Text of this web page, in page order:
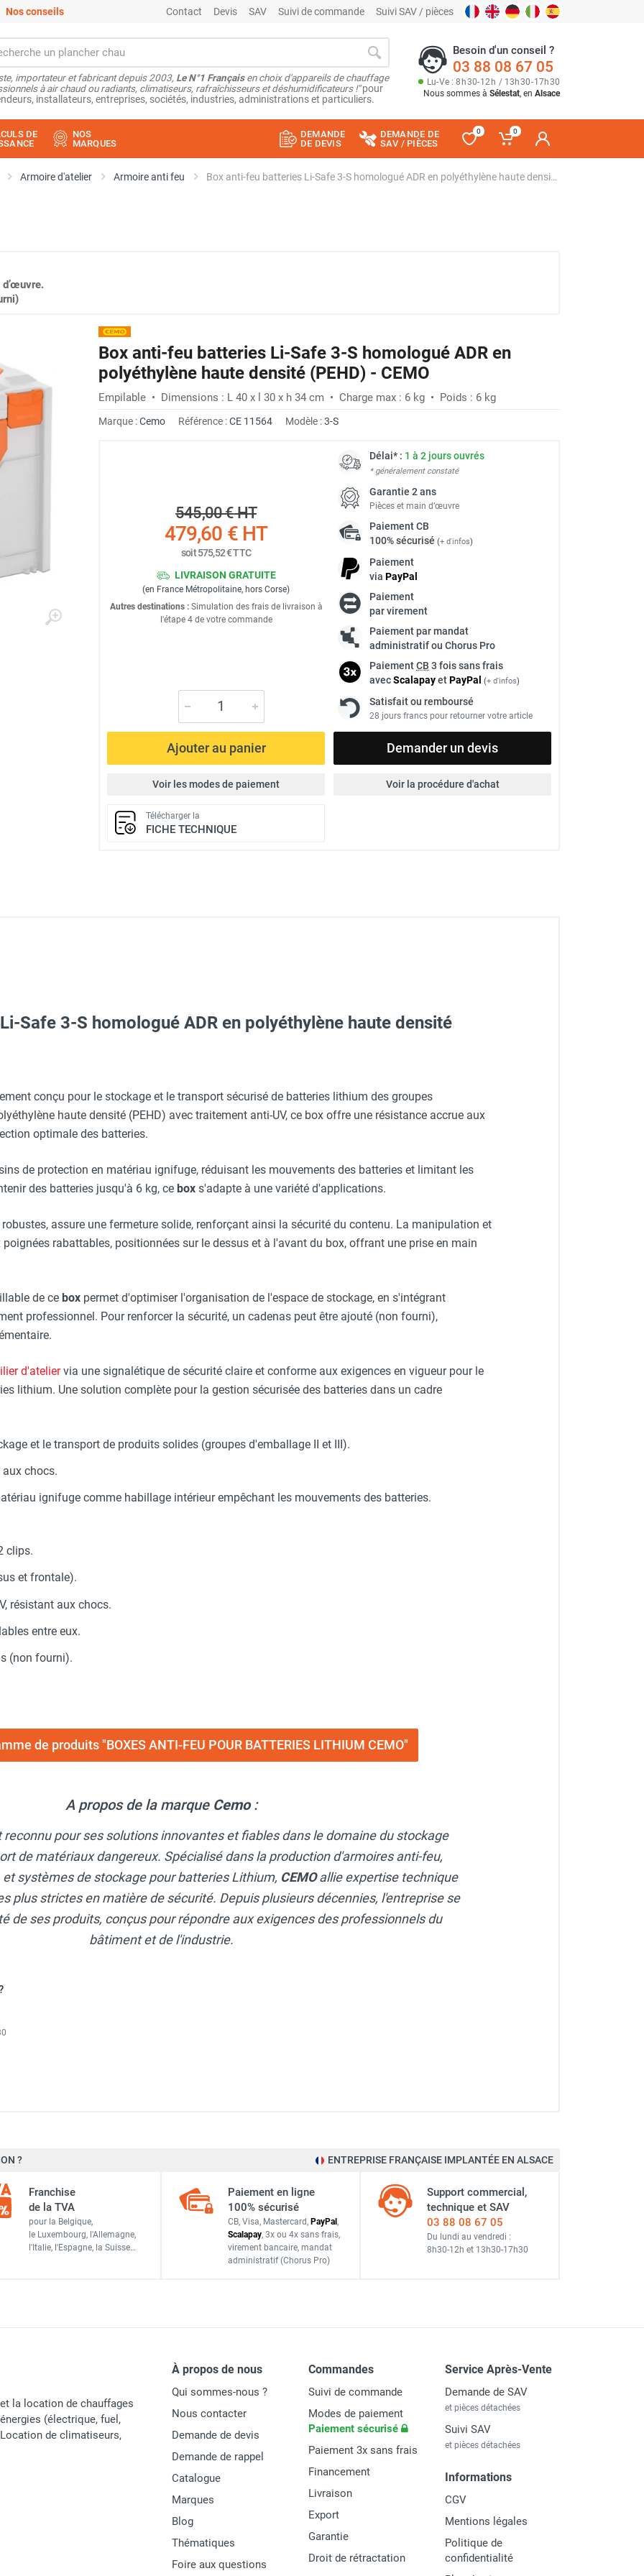
Nos conseils Contact Devis SAV Suivi de commande Suivi SAV / pièces
importateur et fabricant depuis 2003, Le N°1 Françaisen choix d'appareils de chauffage
à air chaud ou radiants, climatiseurs, rafraîchisseurs et déshumidificateurs !"pour
installateurs, entreprises, sociétés, industries, administrations et particuliers.
Besoin d'un conseil ?
03 88 08 67 05
Lu-Ve : 8h30-12h / 13h30-17h30
Nous sommes à Sélestat, en Alsace
DE
NOS
MARQUES
DEMANDE
DE DEVIS
DEMANDE DE
SAV / PIÈCES
0 0
Armoire d'atelier Armoire anti feu Box anti-feu batteries Li-Safe 3-S homologué ADR en polyéthylène haute densité (PEHD) - CEMO
Box anti-feu batteries Li-Safe 3-S homologué ADR en
polyéthylène haute densité (PEHD) - CEMO
Empilable • Dimensions : L 40 x l 30 x h 34 cm • Charge max : 6 kg • Poids : 6 kg
Marque :Cemo Référence :CE 11564 Modèle :3-S
545,00 €HT
479,60 €HT
soit575,52 €TTC
LIVRAISON GRATUITE
(en France Métropolitaine, hors Corse)
Autres destinations :Simulation des frais de livraison à
l'étape 4 de votre commande
Délai* : 1 à 2 jours ouvrés
* généralement constaté
Garantie 2 ans
Pièces et main d’œuvre
PaiementCB
100% sécurisé (+ d'infos)
Paiement
via PayPal
Paiement
par virement
Paiement par mandat
administratif ou Chorus Pro
PaiementCB 3 fois sans frais
avecScalapayetPayPal (+ d'infos)
Satisfait ou remboursé
28 jours francs pour retourner votre article
Ajouter au panier Demander un devis
Voir les modes de paiement Voir la procédure d'achat
Télécharger la
FICHE TECHNIQUE
hayon - CEMO
(valise Systainer ou L-BOXX) - CEMO
batteries Li-Safe - CEMO
protège-menton Smartguard PE 10H - HUSQVARNA
tête réglable - HUSQVARNA
L - HUSQVARNA
M - HUSQVARNA
Safe 3-S homologué ADR en polyéthylène haute densité
conçu pour le stockage et le transport sécurisé de batteries lithium des groupes
haute densité (PEHD) avec traitement anti-UV, ce box offre une résistance accrue aux
optimale des batteries.
de protection en matériau ignifuge, réduisant les mouvements des batteries et limitant les
des batteries jusqu'à 6 kg, ce box s'adapte à une variété d'applications.
assure une fermeture solide, renforçant ainsi la sécurité du contenu. La manipulation et
rabattables, positionnées sur le dessus et à l'avant du box, offrant une prise en main
de ce box permet d'optimiser l'organisation de l'espace de stockage, en s'intégrant
professionnel. Pour renforcer la sécurité, un cadenas peut être ajouté (non fourni),
d'ateliervia une signalétique de sécurité claire et conforme aux exigences en vigueur pour le
lithium. Une solution complète pour la gestion sécurisée des batteries dans un cadre
et le transport de produits solides (groupes d'emballage II et III).
chocs.
ignifuge comme habillage intérieur empêchant les mouvements des batteries.
clips.
et frontale).
résistant aux chocs.
entre eux.
(non fourni).
de produits "BOXES ANTI-FEU POUR BATTERIES LITHIUM CEMO"
A propos de la marque Cemo:
pour ses solutions innovantes et fiables dans le domaine du stockage
de matériaux dangereux. Spécialisé dans la production d'armoires anti-feu,
systèmes de stockage pour batteries Lithium, CEMOallie expertise technique
plus strictes en matière de sécurité. Depuis plusieurs décennies, l'entreprise se
de ses produits, conçus pour répondre aux exigences des professionnels du
bâtiment et de l'industrie.
Oui
Oui
Intérieur ou extérieur
L homologué ADR en polyéthylène haute densité (PEHD) - CEMO
S homologué ADR en polyéthylène haute densité (PEHD) - CEMO
? ENTREPRISE FRANÇAISE IMPLANTÉE EN ALSACE
Franchise
de la TVA
pour la Belgique,
le Luxembourg, l'Allemagne,
l'Italie, l'Espagne, la Suisse…
Paiement en ligne
100% sécurisé
CB, Visa, Mastercard, PayPal ,
Scalapay, 3x ou 4x sans frais,
virement bancaire, mandat
administratif (Chorus Pro)
Support commercial,
technique et SAV
03 88 08 67 05
Du lundi au vendredi :
8h30-12h et 13h30-17h30
la location de chauffages
(électrique, fuel,
de climatiseurs,
À propos de nous
Qui sommes-nous ?
Nous contacter
Demande de devis
Demande de rappel
Catalogue
Marques
Blog
Thématiques
Foire aux questions
Commandes
Suivi de commande
Modes de paiement
Paiement sécurisé
Paiement 3x sans frais
Financement
Livraison
Export
Garantie
Droit de rétractation
Service Après-Vente
Demande de SAV
et pièces détachées
Suivi SAV
et pièces détachées
Informations
CGV
Mentions légales
Politique de
confidentialité